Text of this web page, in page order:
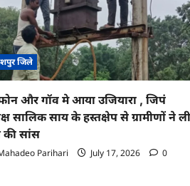
जिले
और गॉव मे आया उजियारा , जिपं
सालिक साय के हस्तक्षेप से ग्रामीणों ने ली
की सांस
Parihari July 17, 2026 0